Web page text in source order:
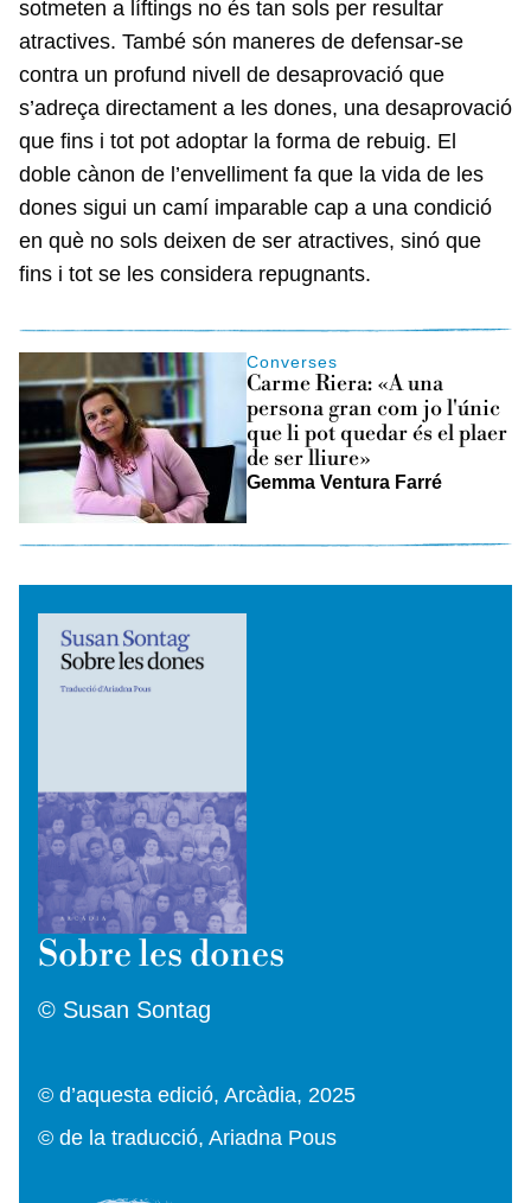
sotmeten a líftings no és tan sols per resultar
atractives. També són maneres de defensar-se
contra un profund nivell de desaprovació que
s’adreça directament a les dones, una desaprovació
que fins i tot pot adoptar la forma de rebuig. El
doble cànon de l’envelliment fa que la vida de les
dones sigui un camí imparable cap a una condició
en què no sols deixen de ser atractives, sinó que
fins i tot se les considera repugnants.
Converses
Carme Riera: «A una
persona gran com jo l'únic
que li pot quedar és el plaer
de ser lliure»
Gemma Ventura Farré
Sobre les dones
© Susan Sontag
© d’aquesta edició, Arcàdia, 2025
© de la traducció, Ariadna Pous